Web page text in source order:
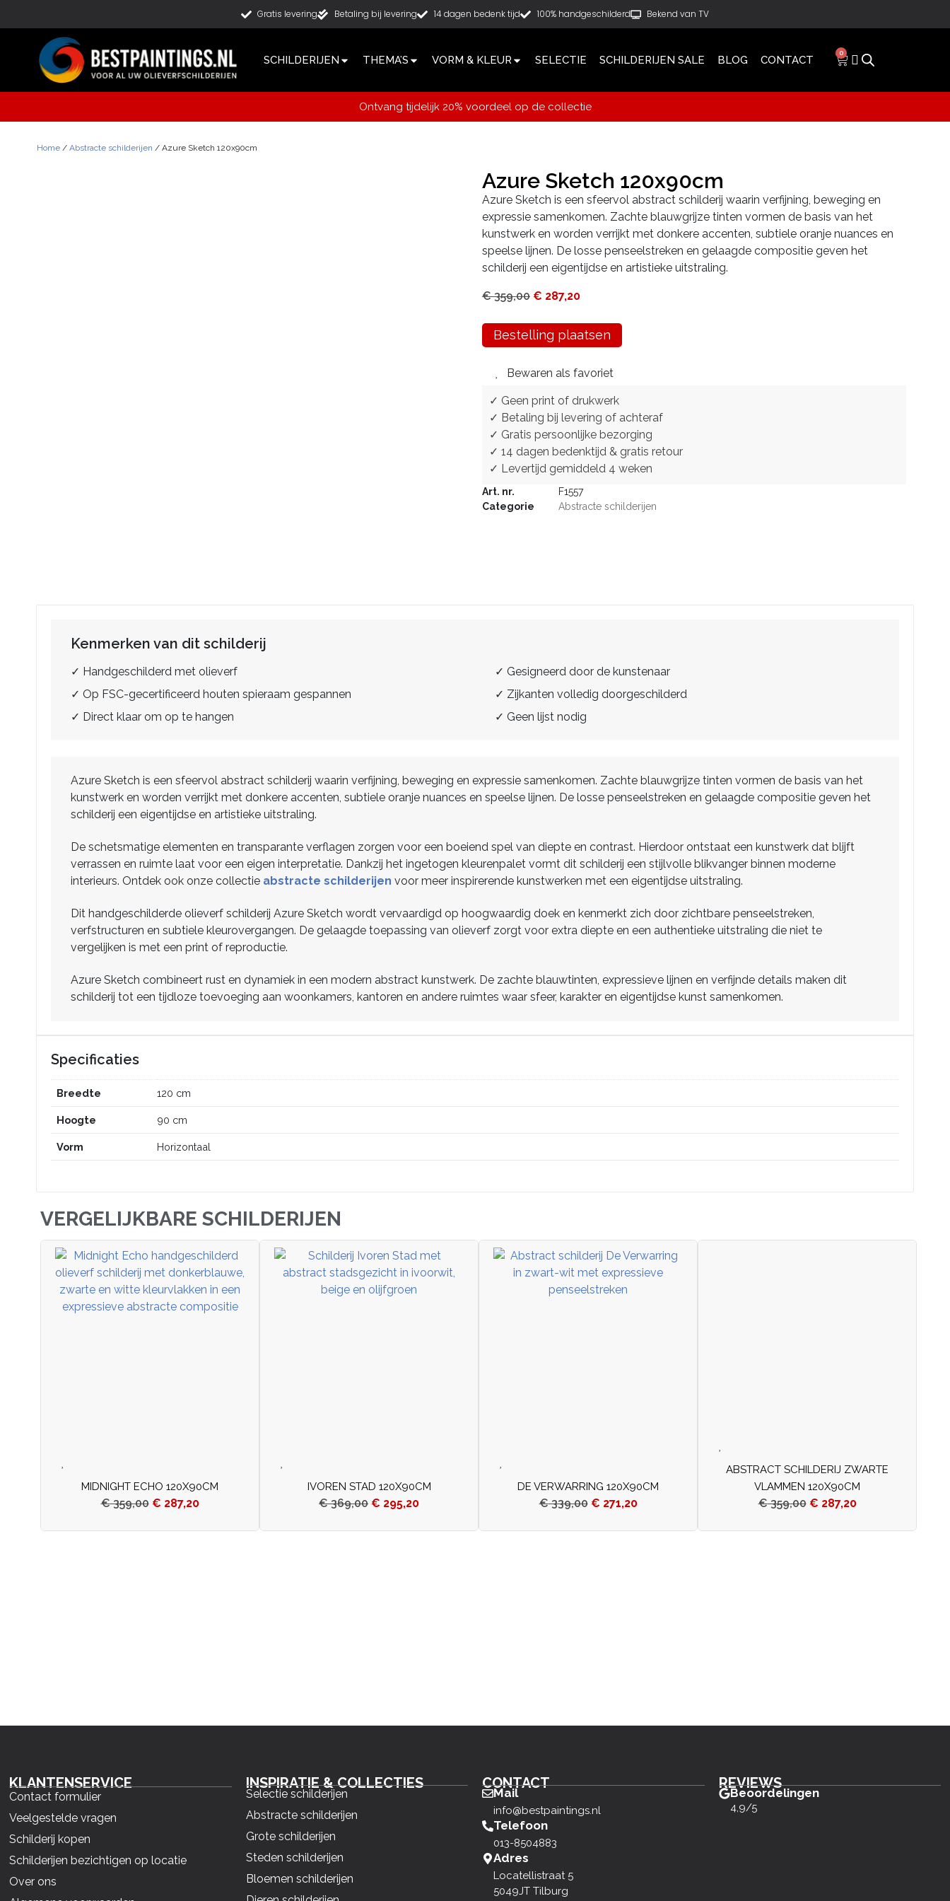
Gratis levering Betaling bij levering 14 dagen bedenk tijd 100% handgeschilderd Bekend van TV
SCHILDERIJEN THEMA’S VORM & KLEUR SELECTIE SCHILDERIJEN SALE BLOG CONTACT
0
Ontvang tijdelijk 20% voordeel op de collectie
Home / Abstracte schilderijen / Azure Sketch 120x90cm
Azure Sketch 120x90cm
Azure Sketch is een sfeervol abstract schilderij waarin verfijning, beweging en
expressie samenkomen. Zachte blauwgrijze tinten vormen de basis van het
kunstwerk en worden verrijkt met donkere accenten, subtiele oranje nuances en
speelse lijnen. De losse penseelstreken en gelaagde compositie geven het
schilderij een eigentijdse en artistieke uitstraling.
€359,00 € 287,20
Bestelling plaatsen
Bewaren als favoriet
✓ Geen print of drukwerk
✓ Betaling bij levering of achteraf
✓ Gratis persoonlijke bezorging
✓ 14 dagen bedenktijd & gratis retour
✓ Levertijd gemiddeld 4 weken
Art. nr.
F1557
Categorie
Abstracte schilderijen
Kenmerken van dit schilderij
✓ Handgeschilderd met olieverf
✓ Gesigneerd door de kunstenaar
✓ Op FSC-gecertificeerd houten spieraam gespannen
✓ Zijkanten volledig doorgeschilderd
✓ Direct klaar om op te hangen
✓ Geen lijst nodig
Azure Sketch is een sfeervol abstract schilderij waarin verfijning, beweging en expressie samenkomen. Zachte blauwgrijze tinten vormen de basis van het
kunstwerk en worden verrijkt met donkere accenten, subtiele oranje nuances en speelse lijnen. De losse penseelstreken en gelaagde compositie geven het
schilderij een eigentijdse en artistieke uitstraling.
De schetsmatige elementen en transparante verflagen zorgen voor een boeiend spel van diepte en contrast. Hierdoor ontstaat een kunstwerk dat blijft
verrassen en ruimte laat voor een eigen interpretatie. Dankzij het ingetogen kleurenpalet vormt dit schilderij een stijlvolle blikvanger binnen moderne
interieurs. Ontdek ook onze collectie abstracte schilderijen voor meer inspirerende kunstwerken met een eigentijdse uitstraling.
Dit handgeschilderde olieverf schilderij Azure Sketch wordt vervaardigd op hoogwaardig doek en kenmerkt zich door zichtbare penseelstreken,
verfstructuren en subtiele kleurovergangen. De gelaagde toepassing van olieverf zorgt voor extra diepte en een authentieke uitstraling die niet te
vergelijken is met een print of reproductie.
Azure Sketch combineert rust en dynamiek in een modern abstract kunstwerk. De zachte blauwtinten, expressieve lijnen en verfijnde details maken dit
schilderij tot een tijdloze toevoeging aan woonkamers, kantoren en andere ruimtes waar sfeer, karakter en eigentijdse kunst samenkomen.
Specificaties
Breedte 120 cm
Hoogte 90 cm
Vorm Horizontaal
VERGELIJKBARE SCHILDERIJEN
MIDNIGHT ECHO 120X90CM
€359,00 € 287,20
IVOREN STAD 120X90CM
€369,00 € 295,20
DE VERWARRING 120X90CM
€339,00 € 271,20
ABSTRACT SCHILDERIJ ZWARTE
VLAMMEN 120X90CM
€359,00 € 287,20
KLANTENSERVICE
Contact formulier
Veelgestelde vragen
Schilderij kopen
Schilderijen bezichtigen op locatie
Over ons
INSPIRATIE & COLLECTIES
Selectie schilderijen
Abstracte schilderijen
Grote schilderijen
Steden schilderijen
Bloemen schilderijen
CONTACT
Mail
info@bestpaintings.nl
Telefoon
013-8504883
Adres
Locatellistraat 5
5049JT Tilburg
REVIEWS
Beoordelingen
4,9/5